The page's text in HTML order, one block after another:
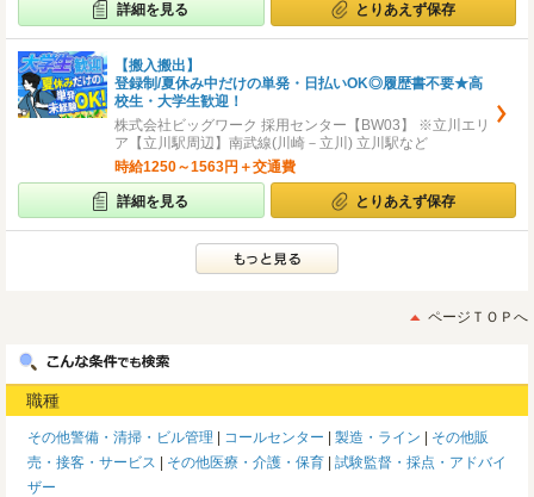
詳細を見る とりあえず保存
【搬入搬出】
登録制/夏休み中だけの単発・日払いOK◎履歴書不要★高
校生・大学生歓迎！
株式会社ビッグワーク 採用センター【BW03】 ※立川エリ
ア【立川駅周辺】南武線(川崎－立川) 立川駅など
時給1250～1563円＋交通費
詳細を見る とりあえず保存
ページＴＯＰへ
職種
その他警備・清掃・ビル管理 コールセンター 製造・ライン
その他販
売・接客・サービス
その他医療・介護・保育
試験監督・採点・アドバイ
ザー